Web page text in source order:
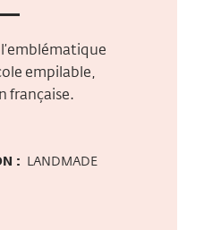
empilable,
française.
: LANDMADE